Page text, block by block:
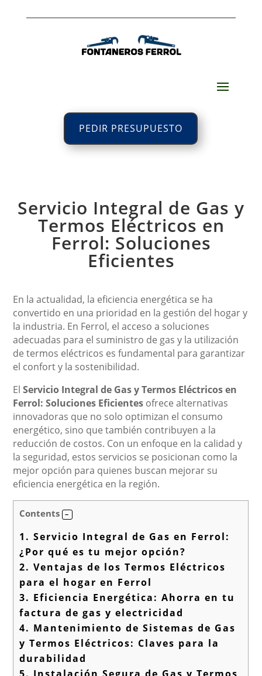
PEDIR PRESUPUESTO
Servicio Integral de Gas y
Termos Eléctricos en
Ferrol: Soluciones
Eficientes
En la actualidad, la eficiencia energética se ha
convertido en una prioridad en la gestión del hogar y
la industria. En Ferrol, el acceso a soluciones
adecuadas para el suministro de gas y la utilización
de termos eléctricos es fundamental para garantizar
el confort y la sostenibilidad.
ElServicio Integral de Gas y Termos Eléctricos en
Ferrol: Soluciones Eficientes ofrece alternativas
innovadoras que no solo optimizan el consumo
energético, sino que también contribuyen a la
reducción de costos. Con un enfoque en la calidad y
la seguridad, estos servicios se posicionan como la
mejor opción para quienes buscan mejorar su
eficiencia energética en la región.
Contents
1. Servicio Integral de Gas en Ferrol:
¿Por qué es tu mejor opción?
2. Ventajas de los Termos Eléctricos
para el hogar en Ferrol
3. Eficiencia Energética: Ahorra en tu
factura de gas y electricidad
4. Mantenimiento de Sistemas de Gas
y Termos Eléctricos: Claves para la
durabilidad